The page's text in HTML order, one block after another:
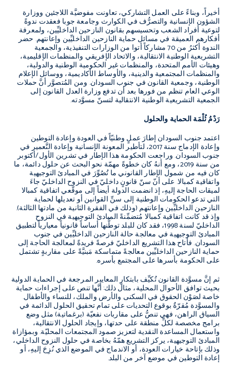
أخيراً، وبناءً على العمل التشاركي، تعاونت مفوضيَّة اللاجئين ووزارة
الشؤون الإنسانية والتصرُّف في الكوارث وجامعة جوبا فعقدت ندوةً
لتوعية أفراد الشعب وتحسيسهم بقانون النازحين الداخليِّين، ولمعرفة
أفكارهم العميقة في مسائل حماية النازحين الداخليِّين وإعانتهم. حضر
الندوة أكثرُ من 70 مشاركاً أتوا من الوزارات التنفيذية، والجمعية
التشريعية الوطنية الانتقالية، والاتحاد الإفريقي والمنظمات الإقليمية،
وهيئات الأمم المتحدة، والمنظمات غير الحكومية الوطنية والدولية،
والمنظمات المجتمعية والدينية، والأوساط الأكاديمية، ووسائل الإعلام
الوطنية، وجمعية القانون في جنوب السودان. ومن المُتصوَّر أنَّ حملات
الوعي العام تنظم من فورها بعد أن تدفع وزارة العدل القانون إلى
الجمعية التشريعية الوطنية الانتقالية لتسنّ مسوَّدته.
رَدْمُ ثُلْمَة الحماية والحلول
اعتمد جنوب السودان إطارَ عملٍ وطنيّاً في العودة وإعادة التوطين
وإعادة الإدماج سنة 2017، لتأطير المعونة الإنسانية وإعادة التَّعمير في
جنوب السودان. وراجعت الحكومة هذا الإطار في تشرين الأول/أكتوبر
من سنة 2019، ومع أنهُ كان خطوةً مهمّة نحو البحث عن حلول دائمة، ما
كان فيه من شمول الإطار القانوني ما تُصُوِّرَ في المبادئ التوجيهية
واتفاقية كمبالا. على أنّ سنّ قانونٍ داخليّ في النزوح الداخليّ جاءَ
لميقات الحاجة إليهِ، إذ انضمت الدولة أيضاً إلى موقّعي اتفاقية كمبالا
التي تدعو الحكومات الوطنية إلى سنِّ القوانين أو تعديلها لحماية
النازحين الداخليِّين وإعانتهم (وذلك في الفقرة الثانية من مادتها الثالثة).
وإذ قد كانت اتفاقية كمبالا مُتضمِّنةً المبادئ التوجيهية في النزوح
الداخليّ لسنة 1998، فقد كان للبلد توطُّنها أساساً قانونياً معيارياً لتطبيق
المبادئ التوجيهية في معالجة حالة النازحين الداخليِّين في جنوب
السودان. فأتاح هذا التشريع الداخليّ فرصةً فريدةً لمعالجة الحاجة إلى
حماية النازحين الداخليِّين معالجةً متماسكة مَبنيَّةً على مقاربةٍ تشتمل
على الحكومة بأسرها على المجتمع بأسره.
ثم إنَّ مسوَّدة القانون تُكيِّف بابتكارٍ المعايير المرجعة في الحماية الدولية
بحيث توافق الأحوال المحلية، مثال ذلك: أنَّها تنص على إجراءات حماية
خاصة لصَوْن الحقوق في السكنى والأرض والملك، للنساء والأطفال.
والمسوَّدة مُقرّةٌ بوقوع التحديات على تمام تحقيق الحلول الدائمة في
السياق الراهن، فهي تنصُّ على مقاربات نفعيّة (برغماتية) مثل وضع
برامج مخصصة لكلِّ منطقة على حدتها، وإيجاد الحلول الانتقالية،
واستعمال المساعدة النقدية لتعزيز صمود المجتمعات المحليّة. وبمؤازاة
المبادئ التوجيهية، يركز التشريع همّهُ بخاصة في حلول النزوح الداخلي،
وذلك بإتاحة خيارات العودة، أو الاندماج في الموضع الذي نُزِحَ إليهِ، أو
إعادة التوطين في موضع آخر من البلد.